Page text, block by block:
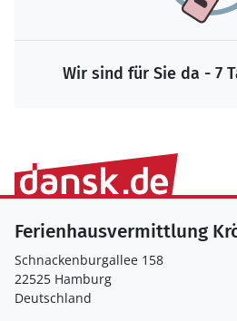
Wir sind für Sie da - 7
Ferienhausvermittlung
Schnackenburgallee 158
22525 Hamburg
Deutschland